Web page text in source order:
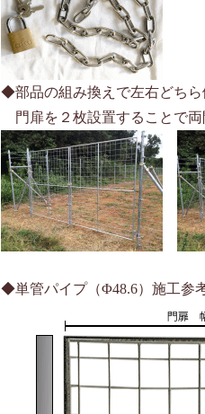
◆部品の組み換えで左右どちら
門扉を２枚設置することで
◆単管パイプ（Φ48.6）施工参